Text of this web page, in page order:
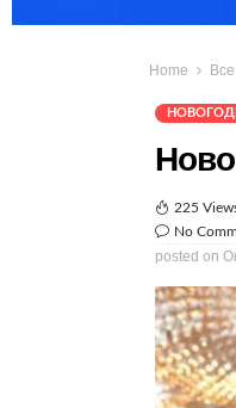
Home
225
No
posted on